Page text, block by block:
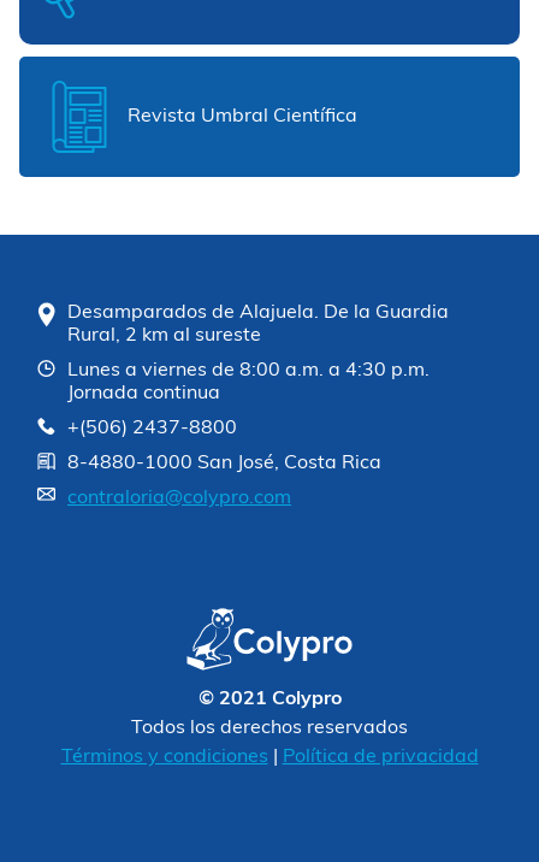
Revista Umbral Científica
Desamparados de Alajuela. De la Guardia
Rural, 2 km al sureste
Lunes a viernes de 8:00 a.m. a 4:30 p.m.
Jornada continua
+(506) 2437-8800
8-4880-1000 San José, Costa Rica
contraloria@colypro.com
© 2021 Colypro
Todos los derechos reservados
Términos y condiciones
Política de privacidad